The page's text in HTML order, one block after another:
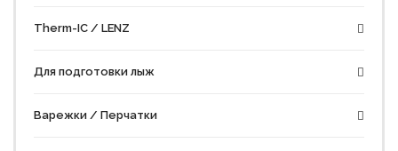
Therm-IC / LENZ
Для подготовки лыж
Варежки / Перчатки